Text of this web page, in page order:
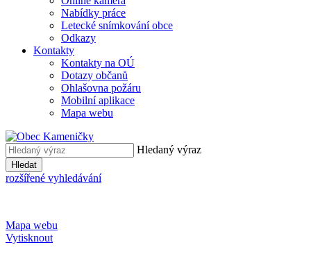
Nabídky práce
Letecké snímkování obce
Odkazy
Kontakty
Kontakty na OÚ
Dotazy občanů
Ohlašovna požáru
Mobilní aplikace
Mapa webu
Hledaný výraz
Hledat
rozšířené vyhledávání
Mapa webu
Vytisknout